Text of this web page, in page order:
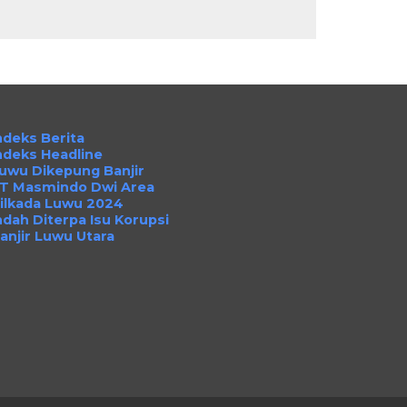
Berita
Headline
Dikepung Banjir
Masmindo Dwi Area
Luwu 2024
Diterpa Isu Korupsi
Luwu Utara